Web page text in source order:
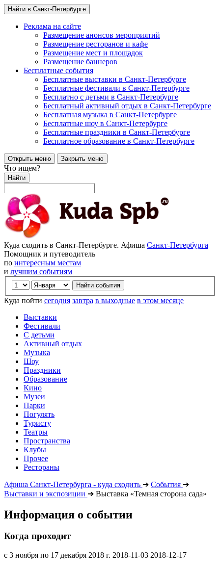
Найти в Санкт-Петербурге
Реклама на сайте
Размещение анонсов мероприятий
Размещение ресторанов и кафе
Размещение мест и площадок
Размещение баннеров
Бесплатные события
Бесплатные выставки в Санкт-Петербурге
Бесплатные фестивали в Санкт-Петербурге
Бесплатно с детьми в Санкт-Петербурге
Бесплатный активный отдых в Санкт-Петербурге
Бесплатная музыка в Санкт-Петербурге
Бесплатные шоу в Санкт-Петербурге
Бесплатные праздники в Санкт-Петербурге
Бесплатное образование в Санкт-Петербурге
Открыть меню Закрыть меню
Что ищем?
Найти
Куда сходить в Санкт-Петербурге. Афиша Санкт-Петербурга
Помощник и путеводитель
по интересным местам
и лучшим событиям
Куда пойти сегодня завтра в выходные в этом месяце
Выставки
Фестивали
С детьми
Активный отдых
Музыка
Шоу
Праздники
Образование
Кино
Музеи
Парки
Погулять
Туристу
Театры
Пространства
Клубы
Прочее
Рестораны
Афиша Санкт-Петербурга - куда сходить ➔ События ➔
Выставки и экспозиции ➔ Выставка «Темная сторона сада»
Информация о событии
Когда проходит
с 3 ноября по 17 декабря 2018 г. 2018-11-03 2018-12-17